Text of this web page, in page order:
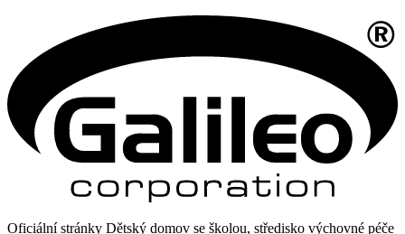
Oficiální stránky Dětský domov se školou, středisko výchovné péče